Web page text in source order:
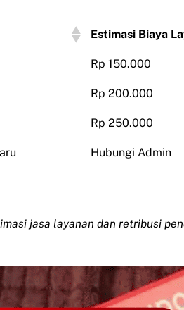
Estimasi Biaya
Rp 150.000
Rp 200.000
Rp 250.000
Hubungi Admin
jasa layanan dan retribusi